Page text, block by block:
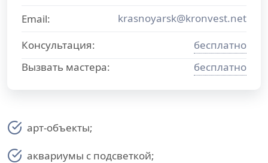
Email:
krasnoyarsk@kronvest.net
Консультация:
бесплатно
Вызвать мастера:
бесплатно
арт-объекты;
аквариумы с подсветкой;